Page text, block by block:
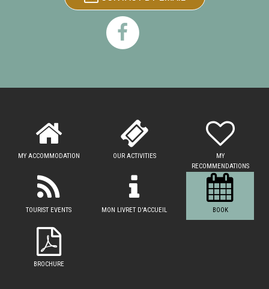
MY ACCOMMODATION OUR ACTIVITIES
MY
RECOMMENDATIONS
TOURIST EVENTS MON LIVRET D'ACCUEIL BOOK
BROCHURE